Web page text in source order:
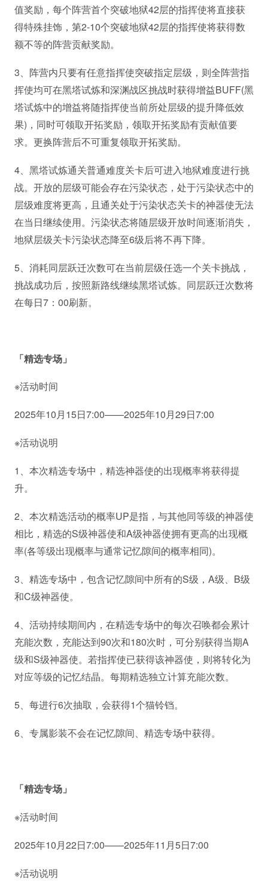
值奖励，每个阵营首个突破地狱42层的指挥使将直接获
得特殊挂饰，第2-10个突破地狱42层的指挥使将获得数
额不等的阵营贡献奖励。
3、阵营内只要有任意指挥使突破指定层级，则全阵营指
挥使均可在黑塔试炼和深渊战区挑战时获得增益BUFF(黑
塔试炼中的增益将随指挥使当前所处层级的提升降低效
果)，同时可领取开拓奖励，领取开拓奖励有贡献值要
求。更换阵营后不可重复领取开拓奖励。
4、黑塔试炼通关普通难度关卡后可进入地狱难度进行挑
战。开放的层级可能会存在污染状态，处于污染状态中的
层级难度将更高，且通关处于污染状态关卡的神器使无法
在当日继续使用。污染状态将随层级开放时间逐渐消失，
地狱层级关卡污染状态降至6级后将不再下降。
5、消耗同层跃迁次数可在当前层级任选一个关卡挑战，
挑战成功后，按照新路线继续黑塔试炼。同层跃迁次数将
在每日7：00刷新。
「精选专场」
※活动时间
2025年10月15日7:00——2025年10月29日7:00
※活动说明
1、本次精选专场中，精选神器使的出现概率将获得提
升。
2、本次精选活动的概率UP是指，与其他同等级的神器使
相比，精选的S级神器使和A级神器使拥有更高的出现概
率(各等级出现概率与通常记忆隙间的概率相同)。
3、精选专场中，包含记忆隙间中所有的S级，A级、B级
和C级神器使。
4、活动持续期间内，在精选专场中的每次召唤都会累计
充能次数，充能达到90次和180次时，可分别获得当期A
级和S级神器使。若指挥使已获得该神器使，则将转化为
对应等级的记忆结晶。每期精选独立计算充能次数。
5、每进行6次抽取，会获得1个猫铃铛。
6、专属影装不会在记忆隙间、精选专场中获得。
「精选专场」
※活动时间
2025年10月22日7:00——2025年11月5日7:00
※活动说明